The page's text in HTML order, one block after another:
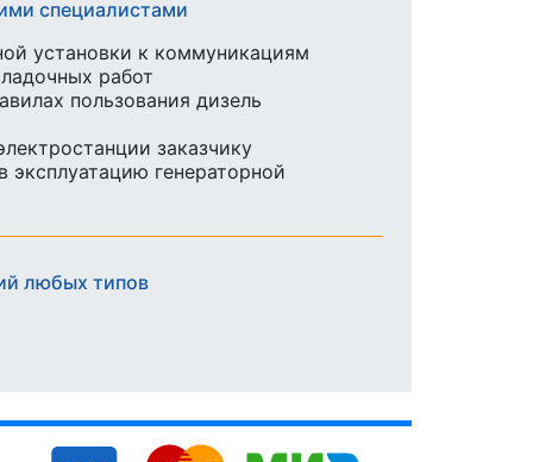
специалистами
установки к коммуникациям
работ
пользования дизель
заказчику
генераторной
любых типов